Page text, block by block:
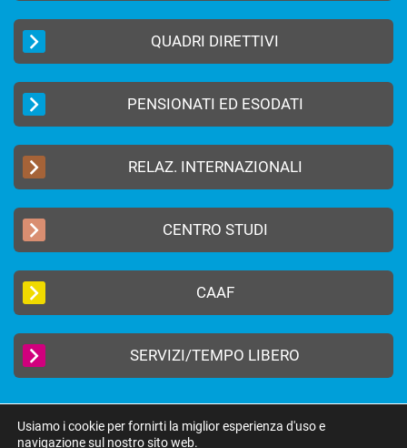
QUADRI DIRETTIVI
PENSIONATI ED ESODATI
RELAZ. INTERNAZIONALI
CENTRO STUDI
CAAF
SERVIZI/TEMPO LIBERO
Usiamo i cookie per fornirti la miglior esperienza d'uso e
navigazione sul nostro sito web.